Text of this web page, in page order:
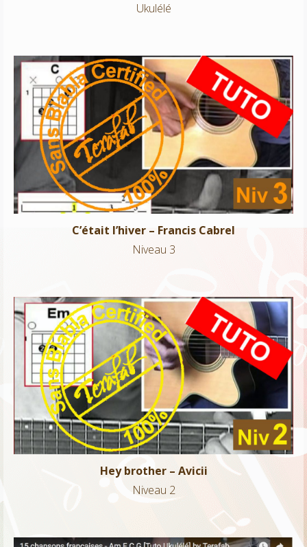
Ukulélé
C’était l’hiver – Francis Cabrel
Niveau 3
C’était l’hiver – Francis Cabrel
Niveau 3
Hey brother – Avicii
Niveau 2
Hey brother – Avicii
Niveau 2